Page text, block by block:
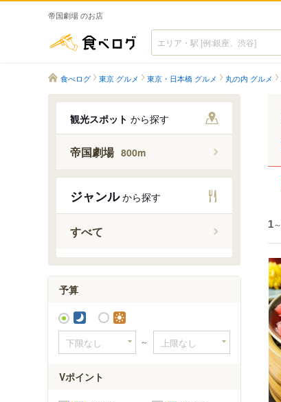
帝国劇場 のお店
食べログ
食べログ 東京 グルメ 東京・日本橋 グルメ 丸の内 グルメ
観光スポット から探す
帝国劇場 800m
ジャンルから探す
すべて
予算
～
Vポイント
1～